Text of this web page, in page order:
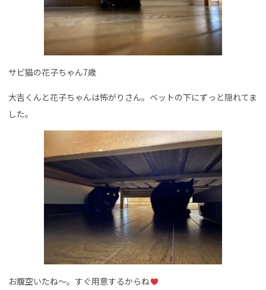
サビ猫の花子ちゃん7歳
大吉くんと花子ちゃんは怖がりさん。ベットの下にずっと隠れてま
した。
お腹空いたね～。すぐ用意するからね